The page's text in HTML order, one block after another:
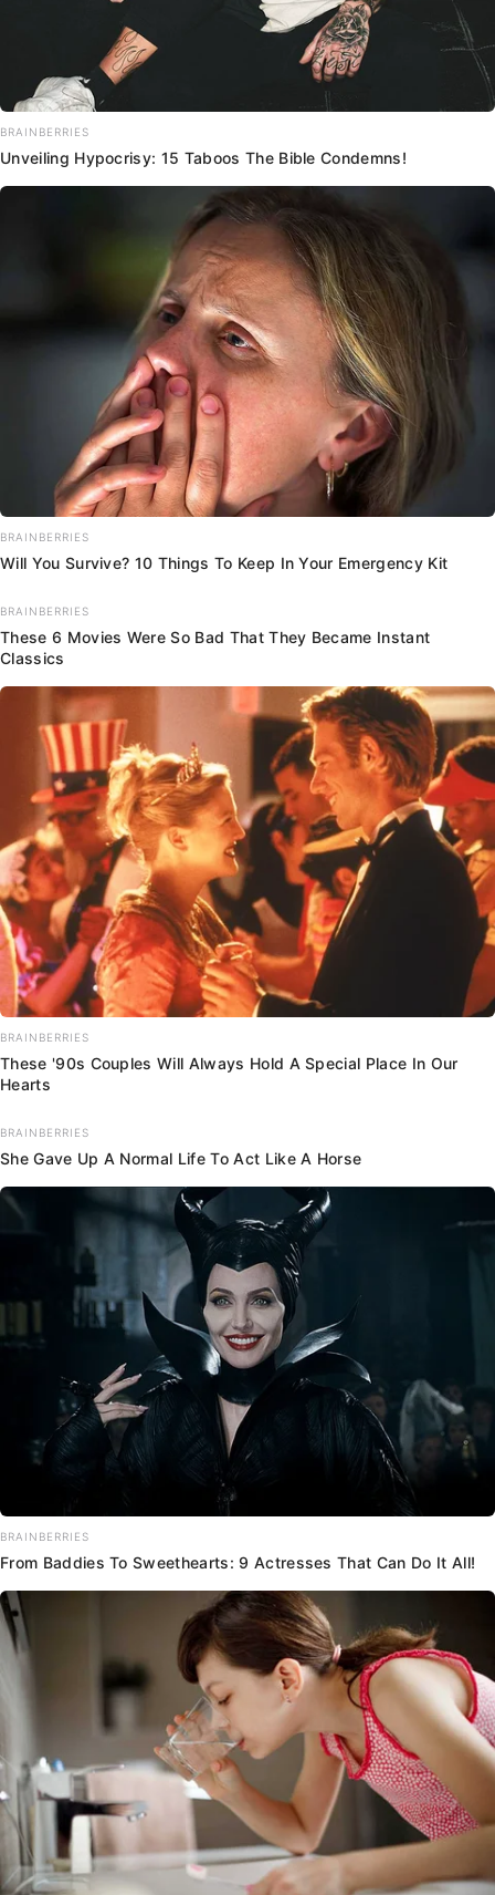
BRAINBERRIES
Unveiling Hypocrisy: 15 Taboos The Bible Condemns!
BRAINBERRIES
Will You Survive? 10 Things To Keep In Your Emergency Kit
BRAINBERRIES
These 6 Movies Were So Bad That They Became Instant
Classics
BRAINBERRIES
These '90s Couples Will Always Hold A Special Place In Our
Hearts
BRAINBERRIES
She Gave Up A Normal Life To Act Like A Horse
BRAINBERRIES
From Baddies To Sweethearts: 9 Actresses That Can Do It All!